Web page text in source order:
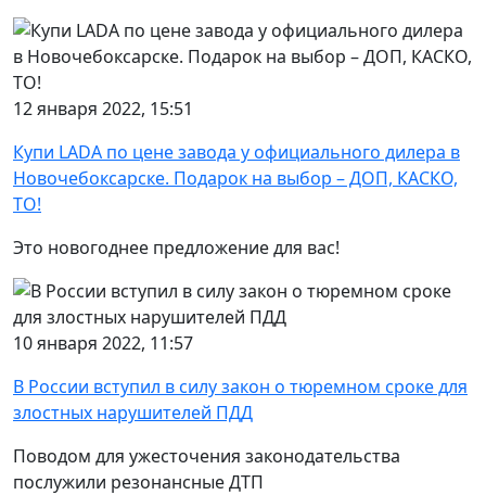
12 января 2022, 15:51
Купи LADA по цене завода у официального дилера в
Новочебоксарске. Подарок на выбор – ДОП, КАСКО,
ТО!
Это новогоднее предложение для вас!
10 января 2022, 11:57
В России вступил в силу закон о тюремном сроке для
злостных нарушителей ПДД
Поводом для ужесточения законодательства
послужили резонансные ДТП